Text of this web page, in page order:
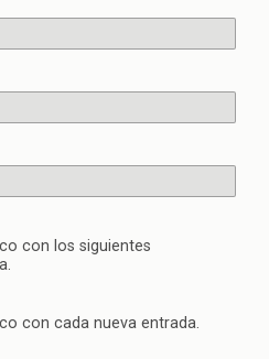
con los siguientes
con cada nueva entrada.